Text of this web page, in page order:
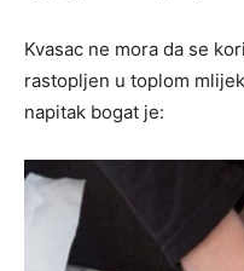
Kvasac ne mora da se
rastopljen u toplom
napitak bogat je: